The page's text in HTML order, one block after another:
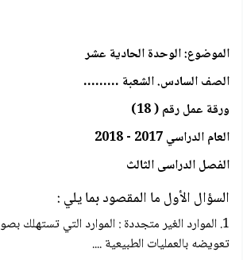
الموضوع: الوحدة الحادية عشر
الصف السادس. الشعبة ………
ورقة عمل رقم ( 18)
العام الدراسي 2017 - 2018
الفصل الدراسى الثالث
السؤال الأول ما المقصود بما يلي :
1. الموارد الغير متجددة : الموارد التي تستهلك
تعويضه بالعمليات الطبيعية ....